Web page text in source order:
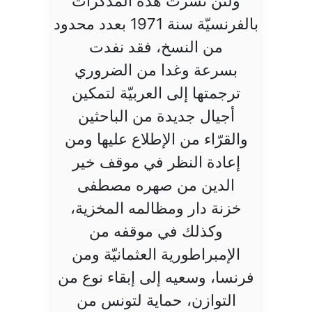
بالفرنسيّة سنة 1971 بعدد محدود
من النسخ، فقد نفدت
بسرعة وغدا من الضروري
ترجمتها إلى العربيّة لتمكين
أجيال جديدة من الباحثين
والقرّاء من الإطلاع عليها ومن
إعادة النظر في موقف خير
الدين من صهره مصطفى
خزنة دار ومظالمه المخزية،
وكذلك في موقفه من
الإمبراطورية العثمانيّة ومن
فرنسا، وسعيه إلى إبقاء نوع من
التوازن، حماية لتونس من